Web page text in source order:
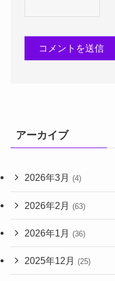
アーカイブ
2026年3月 (4)
2026年2月 (63)
2026年1月 (36)
2025年12月 (25)